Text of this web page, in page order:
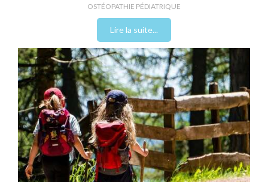
OSTÉOPATHIE PÉDIATRIQUE
Lire la suite...